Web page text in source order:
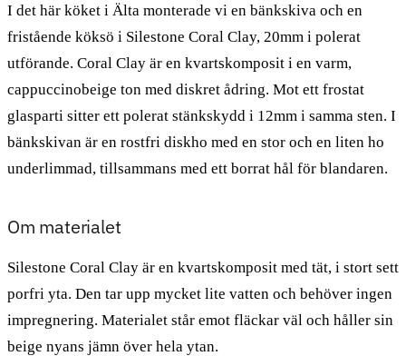
I det här köket i Älta monterade vi en bänkskiva och en
fristående köksö i Silestone Coral Clay, 20mm i polerat
utförande. Coral Clay är en kvartskomposit i en varm,
cappuccinobeige ton med diskret ådring. Mot ett frostat
glasparti sitter ett polerat stänkskydd i 12mm i samma sten. I
bänkskivan är en rostfri diskho med en stor och en liten ho
underlimmad, tillsammans med ett borrat hål för blandaren.
Om materialet
Silestone Coral Clay är en kvartskomposit med tät, i stort sett
porfri yta. Den tar upp mycket lite vatten och behöver ingen
impregnering. Materialet står emot fläckar väl och håller sin
beige nyans jämn över hela ytan.